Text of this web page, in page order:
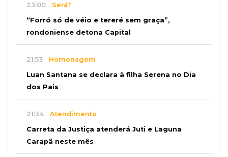
23:00 Será?
“Forró só de véio e tereré sem graça”,
rondoniense detona Capital
21:53 Homenagem
Luan Santana se declara à filha Serena no Dia
dos Pais
21:34 Atendimento
Carreta da Justiça atenderá Juti e Laguna
Carapã neste mês